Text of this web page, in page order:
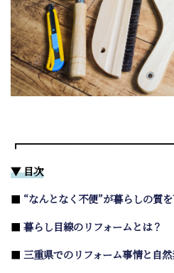
▼ 目次
■ “なんとなく不便”が暮らしの質
■ 暮らし目線のリフォームとは？
■ 三重県でのリフォーム事情と自